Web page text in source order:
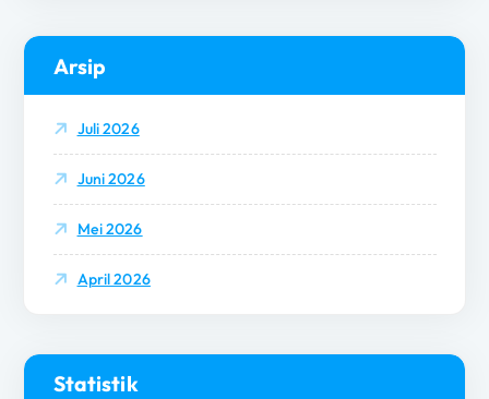
Arsip
Juli 2026
Juni 2026
Mei 2026
April 2026
Statistik